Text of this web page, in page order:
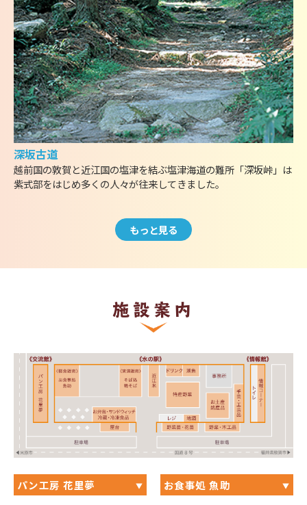
深坂古道
越前国の敦賀と近江国の塩津を結ぶ塩津海道の難所「深坂峠」は
紫式部をはじめ多くの人々が往来してきました。
もっと見る
施設案内
パン工房 花里夢 お食事処 魚助